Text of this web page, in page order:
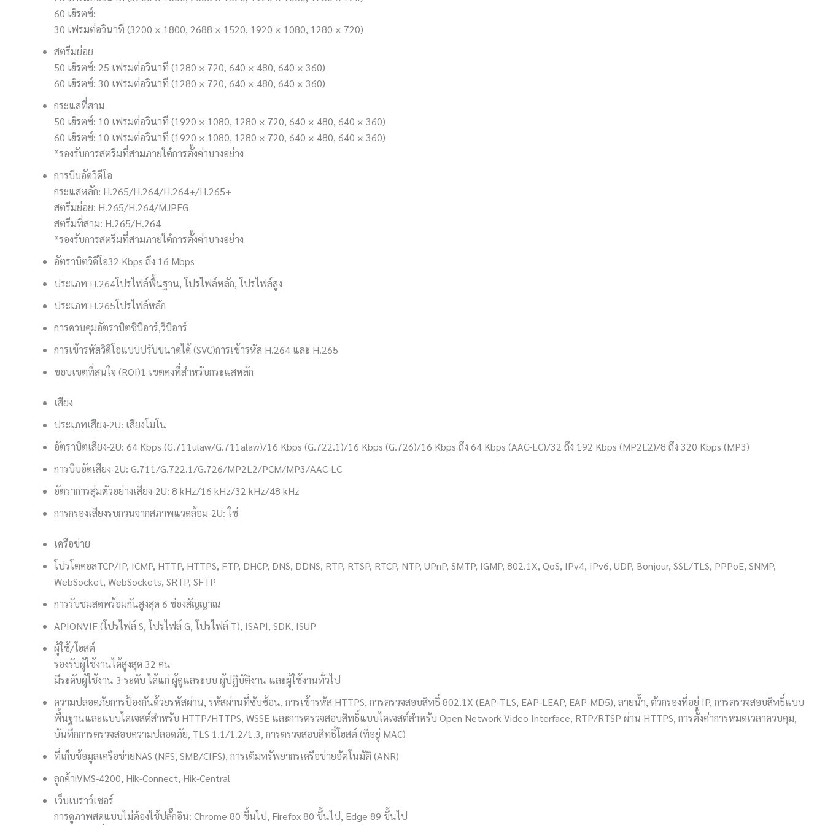
60 เฮิรตซ์:
30 เฟรมต่อวินาที (3200 × 1800, 2688 × 1520, 1920 × 1080, 1280 × 720)
สตรีมย่อย
50 เฮิรตซ์: 25 เฟรมต่อวินาที (1280 × 720, 640 × 480, 640 × 360)
60 เฮิรตซ์: 30 เฟรมต่อวินาที (1280 × 720, 640 × 480, 640 × 360)
กระแสที่สาม
50 เฮิรตซ์: 10 เฟรมต่อวินาที (1920 × 1080, 1280 × 720, 640 × 480, 640 × 360)
60 เฮิรตซ์: 10 เฟรมต่อวินาที (1920 × 1080, 1280 × 720, 640 × 480, 640 × 360)
*รองรับการสตรีมที่สามภายใต้การตั้งค่าบางอย่าง
การบีบอัดวิดีโอ
กระแสหลัก: H.265/H.264/H.264+/H.265+
สตรีมย่อย: H.265/H.264/MJPEG
สตรีมที่สาม: H.265/H.264
*รองรับการสตรีมที่สามภายใต้การตั้งค่าบางอย่าง
อัตราบิตวิดีโอ32 Kbps ถึง 16 Mbps
ประเภท H.264โปรไฟล์พื้นฐาน, โปรไฟล์หลัก, โปรไฟล์สูง
ประเภท H.265โปรไฟล์หลัก
การควบคุมอัตราบิตซีบีอาร์,วีบีอาร์
การเข้ารหัสวิดีโอแบบปรับขนาดได้ (SVC)การเข้ารหัส H.264 และ H.265
ขอบเขตที่สนใจ (ROI)1 เขตคงที่สำหรับกระแสหลัก
เสียง
ประเภทเสียง-2U: เสียงโมโน
อัตราบิตเสียง-2U: 64 Kbps (G.711ulaw/G.711alaw)/16 Kbps (G.722.1)/16 Kbps (G.726)/16 Kbps ถึง 64 Kbps (AAC-LC)/32 ถึง 192 Kbps (MP2L2)/8 ถึง 320 Kbps (MP3)
การบีบอัดเสียง-2U: G.711/G.722.1/G.726/MP2L2/PCM/MP3/AAC-LC
อัตราการสุ่มตัวอย่างเสียง-2U: 8 kHz/16 kHz/32 kHz/48 kHz
การกรองเสียงรบกวนจากสภาพแวดล้อม-2U: ใช่
เครือข่าย
โปรโตคอลTCP/IP, ICMP, HTTP, HTTPS, FTP, DHCP, DNS, DDNS, RTP, RTSP, RTCP, NTP, UPnP, SMTP, IGMP, 802.1X, QoS, IPv4, IPv6, UDP, Bonjour, SSL/TLS, PPPoE, SNMP,
WebSocket, WebSockets, SRTP, SFTP
การรับชมสดพร้อมกันสูงสุด 6 ช่องสัญญาณ
APIONVIF (โปรไฟล์ S, โปรไฟล์ G, โปรไฟล์ T), ISAPI, SDK, ISUP
ผู้ใช้/โฮสต์
รองรับผู้ใช้งานได้สูงสุด 32 คน
มีระดับผู้ใช้งาน 3 ระดับ ได้แก่ ผู้ดูแลระบบ ผู้ปฏิบัติงาน และผู้ใช้งานทั่วไป
ความปลอดภัยการป้องกันด้วยรหัสผ่าน, รหัสผ่านที่ซับซ้อน, การเข้ารหัส HTTPS, การตรวจสอบสิทธิ์ 802.1X (EAP-TLS, EAP-LEAP, EAP-MD5), ลายน้ำ, ตัวกรองที่อยู่ IP, การตรวจสอบสิทธิ์แบบ
พื้นฐานและแบบไดเจสต์สำหรับ HTTP/HTTPS, WSSE และการตรวจสอบสิทธิ์แบบไดเจสต์สำหรับ Open Network Video Interface, RTP/RTSP ผ่าน HTTPS, การตั้งค่าการหมดเวลาควบคุม,
บันทึกการตรวจสอบความปลอดภัย, TLS 1.1/1.2/1.3, การตรวจสอบสิทธิ์โฮสต์ (ที่อยู่ MAC)
ที่เก็บข้อมูลเครือข่ายNAS (NFS, SMB/CIFS), การเติมทรัพยากรเครือข่ายอัตโนมัติ (ANR)
ลูกค้าiVMS-4200, Hik-Connect, Hik-Central
เว็บเบราว์เซอร์
การดูภาพสดแบบไม่ต้องใช้ปลั๊กอิน: Chrome 80 ขึ้นไป, Firefox 80 ขึ้นไป, Edge 89 ขึ้นไป